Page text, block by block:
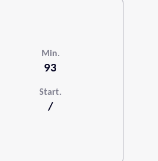
Min.
93
Start.
/